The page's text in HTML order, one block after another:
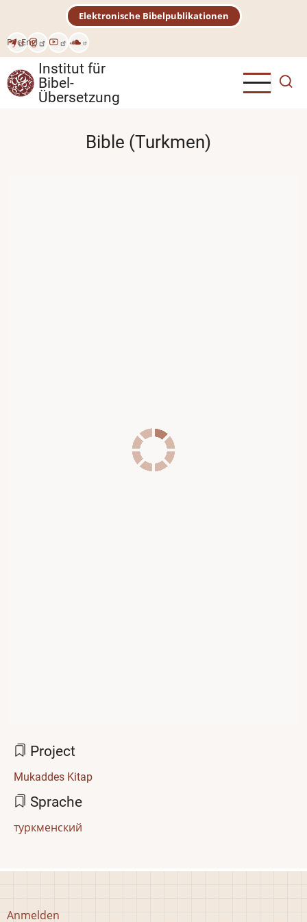
Inhalt
РусEng
Elektronische Bibelpublikationen
Institut für
Bibel-
Übersetzung
Bible (Turkmen)
Project
Mukaddes Kitap
Sprache
туркменский
Benutzermenü
Anmelden